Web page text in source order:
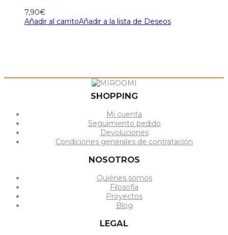
7,90€
Añadir al carritoAñadir a la lista de Deseos
SHOPPING
Mi cuenta
Seguimiento pedido
Devoluciones
Condiciones generales de contratación
NOSOTROS
Quiénes somos
Filosofía
Proyectos
Blog
LEGAL